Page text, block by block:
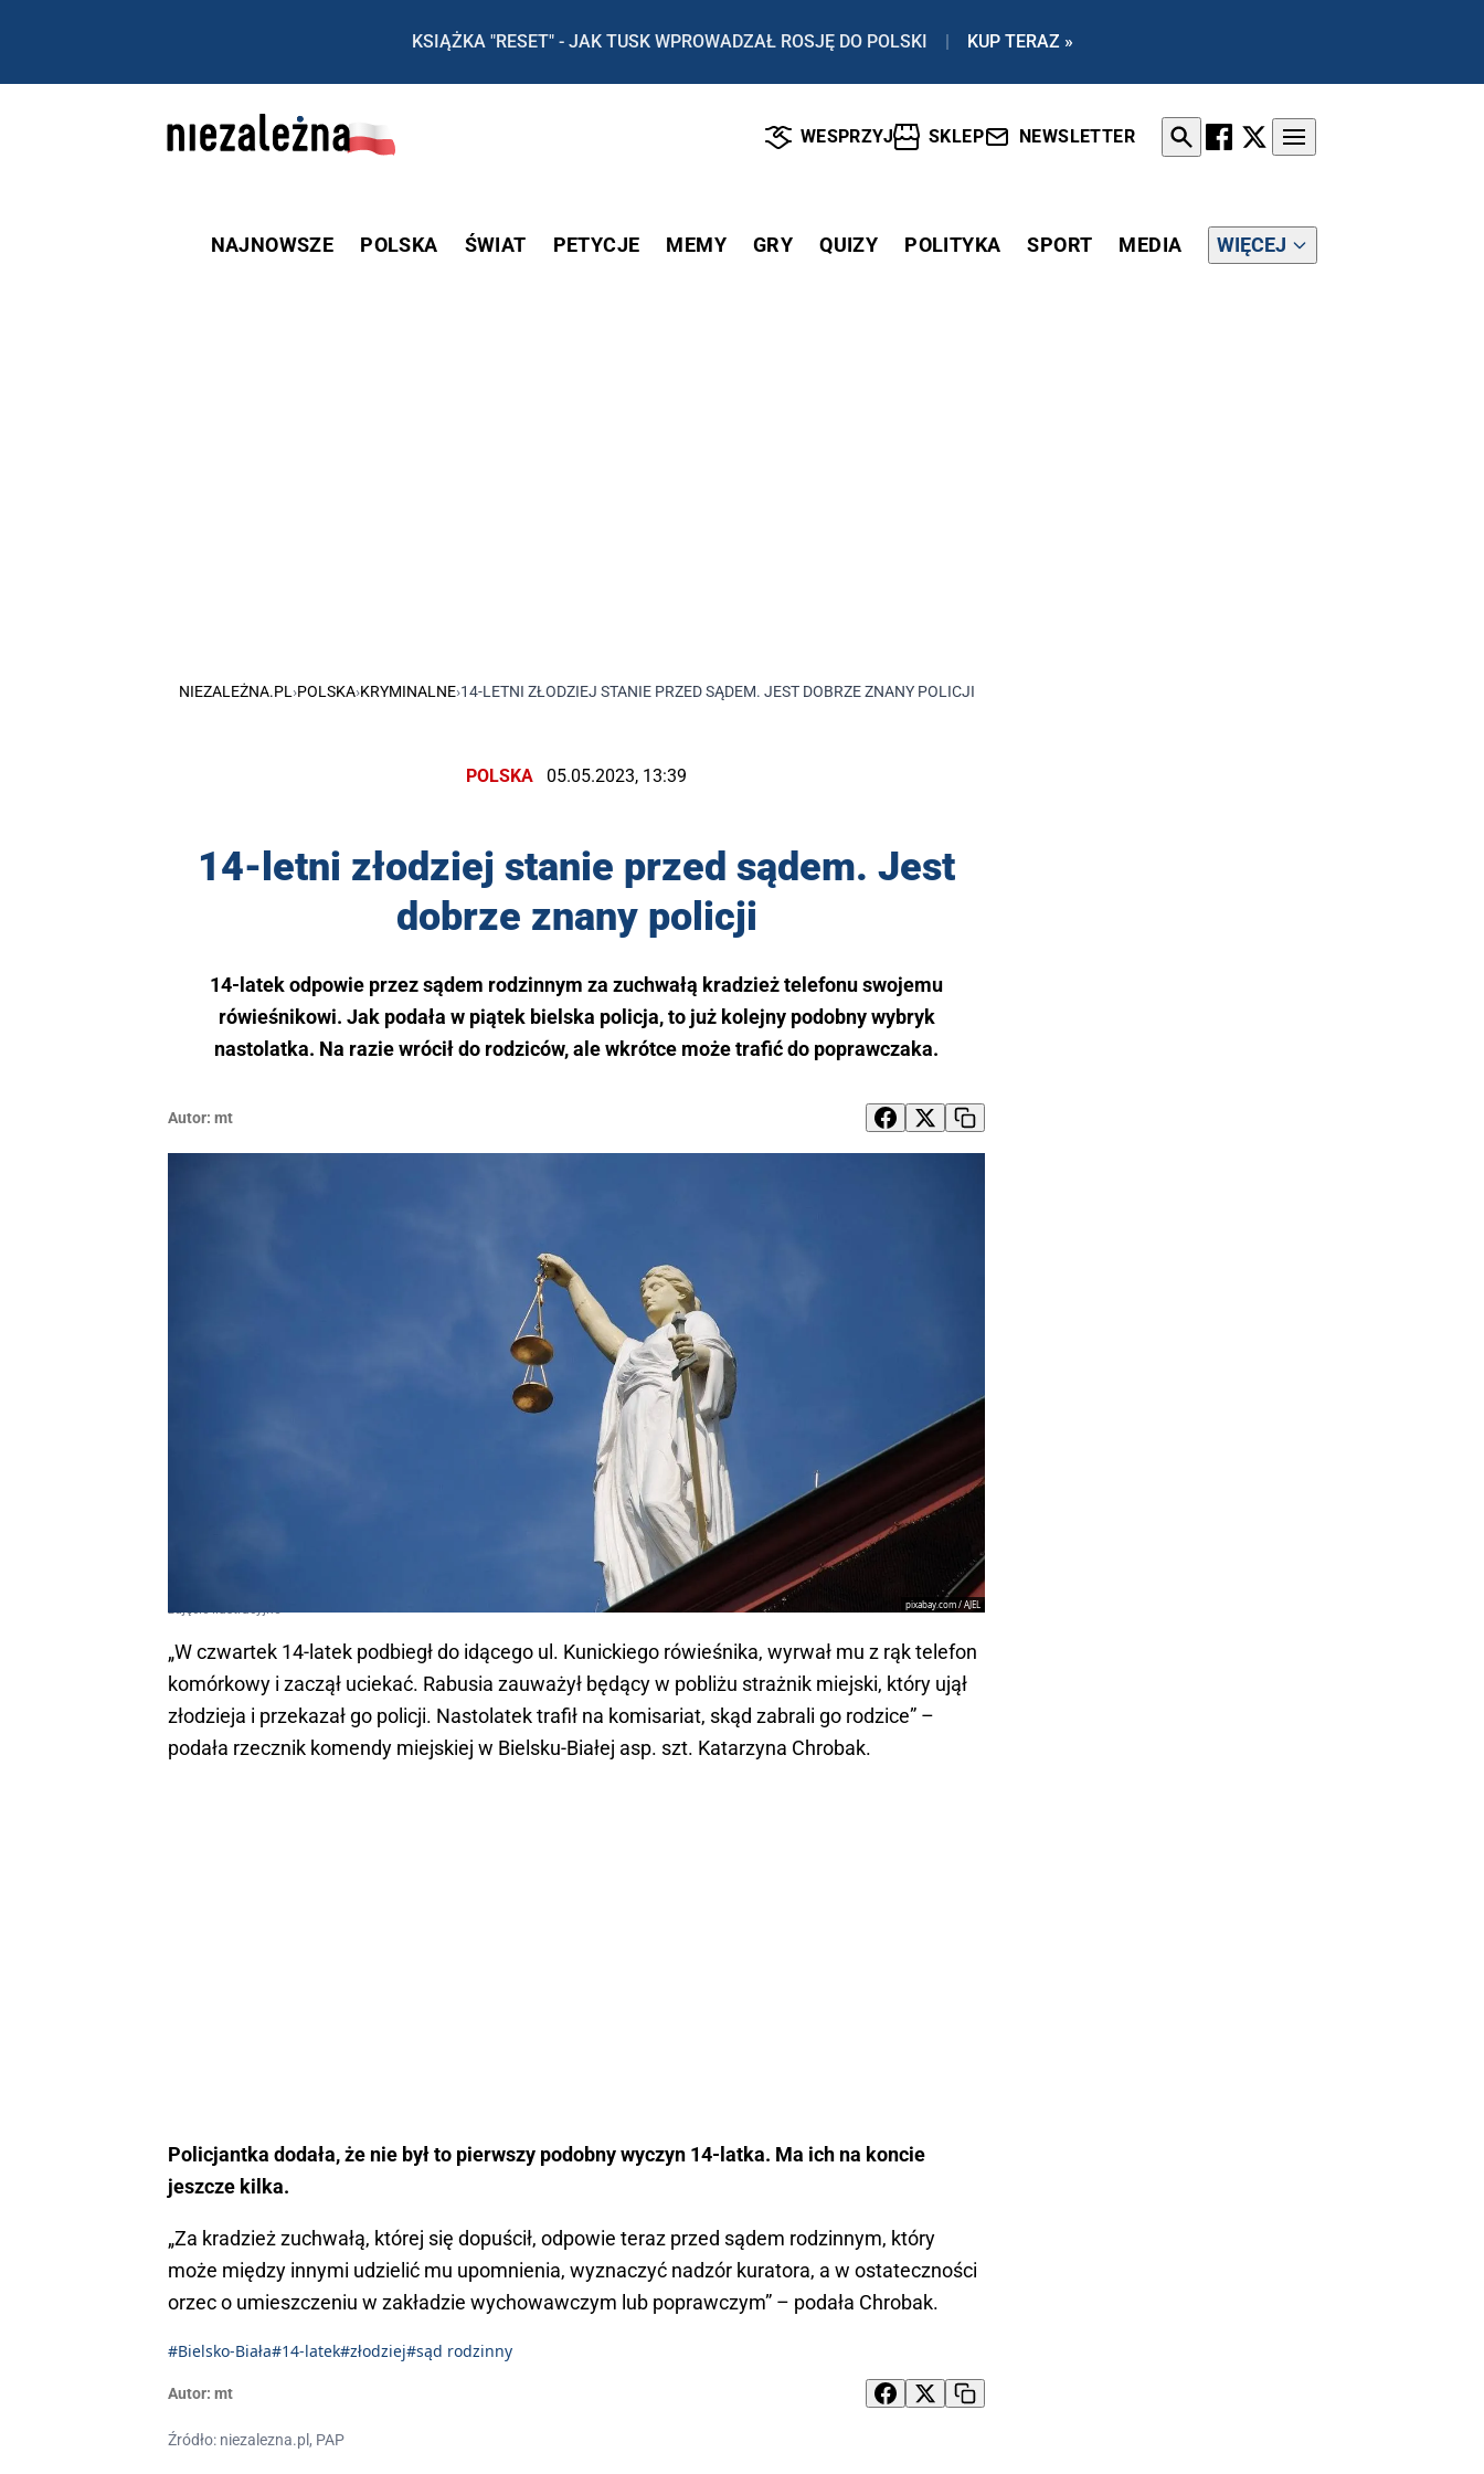
KSIĄŻKA "RESET" - JAK TUSK WPROWADZAŁ ROSJĘ DO POLSKI | KUP TERAZ »
WESPRZYJ SKLEP NEWSLETTER
NAJNOWSZE POLSKA ŚWIAT PETYCJE MEMY GRY QUIZY POLITYKA SPORT MEDIA WIĘCEJ
NIEZALEŻNA.PL ›POLSKA›KRYMINALNE›14-LETNI ZŁODZIEJ STANIE PRZED SĄDEM. JEST DOBRZE ZNANY POLICJI
POLSKA 05.05.2023, 13:39
14-letni złodziej stanie przed sądem. Jest
dobrze znany policji
14-latek odpowie przez sądem rodzinnym za zuchwałą kradzież telefonu swojemu
rówieśnikowi. Jak podała w piątek bielska policja, to już kolejny podobny wybryk
nastolatka. Na razie wrócił do rodziców, ale wkrótce może trafić do poprawczaka.
Autor: mt
pixabay.com / AJEL
zdjęcie ilustracyjne
„W czwartek 14-latek podbiegł do idącego ul. Kunickiego rówieśnika, wyrwał mu z rąk telefon
komórkowy i zaczął uciekać. Rabusia zauważył będący w pobliżu strażnik miejski, który ujął
złodzieja i przekazał go policji. Nastolatek trafił na komisariat, skąd zabrali go rodzice” –
podała rzecznik komendy miejskiej w Bielsku-Białej asp. szt. Katarzyna Chrobak.
Policjantka dodała, że nie był to pierwszy podobny wyczyn 14-latka. Ma ich na koncie
jeszcze kilka.
„Za kradzież zuchwałą, której się dopuścił, odpowie teraz przed sądem rodzinnym, który
może między innymi udzielić mu upomnienia, wyznaczyć nadzór kuratora, a w ostateczności
orzec o umieszczeniu w zakładzie wychowawczym lub poprawczym” – podała Chrobak.
#Bielsko-Biała#14-latek#złodziej#sąd rodzinny
Autor: mt
Źródło: niezalezna.pl, PAP